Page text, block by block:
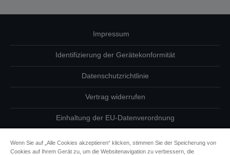
Impressum
Identifizierung der Gerätekonformität
Datenschutzrichtlinie
Vertrag widerrufen
Einhaltung der EU-Datenverordnung
Wenn Sie auf „Alle Cookies akzeptieren“ klicken, stimmen Sie der Speicherung von
Cookies auf Ihrem Gerät zu, um die Websitenavigation zu verbessern, die